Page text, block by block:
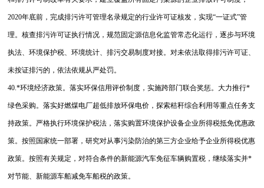
2020年底前，完成排污许可管理名录规定的行业许可证核发，实现“一证式”管
理。核查排污许可证执行情况，规范固定源信息化监管常态化运行，逐步与环境
执法、环境保护税、环境统计、排污交易制度对接。对未依法取得排污许可证、
未按证排污的，依法依规从严处罚。
40.*环境经济政策。落实环保信用评价制度，实施跨部门联合奖惩。大力推行*
绿色采购。落实好燃煤电厂超低排放环保电价，探索秸秆综合利用等重点任务支
持政策。严格执行环境保护税法，落实购置环境保护设备企业所得税抵免优惠政
策。按照国家统一部署，研究对从事污染防治的第三方企业给予企业所得税优惠
政策。按照有关规定，对符合条件的新能源汽车免征车辆购置税，继续落实并*
对节能、新能源车船减免车船税的政策。